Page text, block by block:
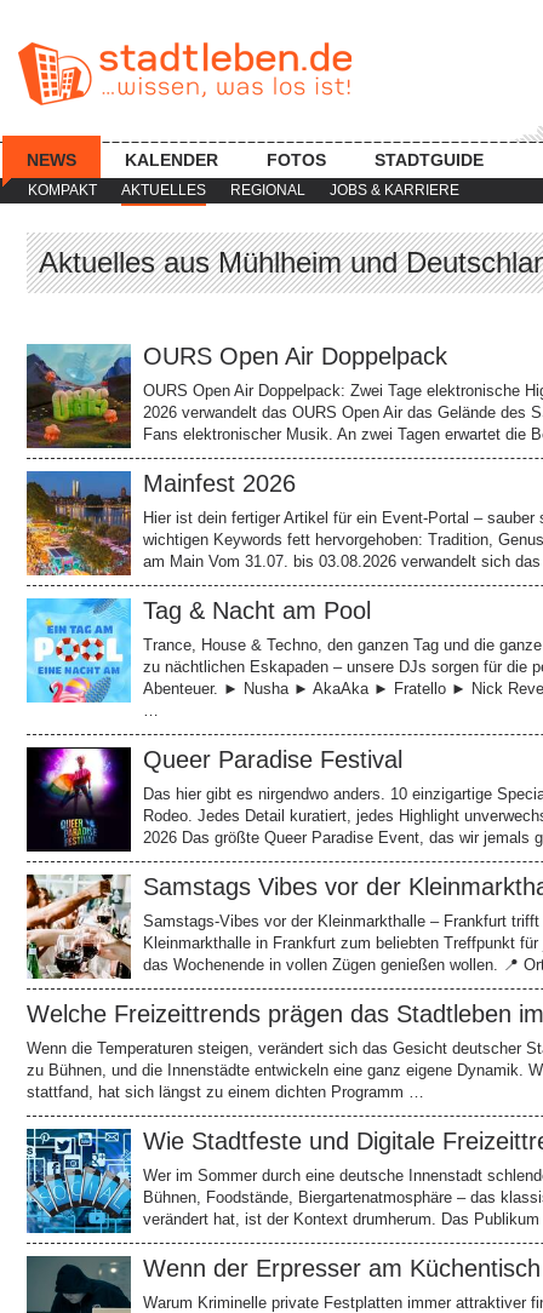
KOMPAKT AKTUELLES REGIONAL JOBS & KARRIERE
NEWS KALENDER FOTOS STADTGUIDE
Aktuelles aus Mühlheim und
OURS Open Air Doppelpack
OURS Open Air Doppelpack: Zwei Tage elektronische
2026 verwandelt das OURS Open Air das Gelände des
Fans elektronischer Musik. An zwei Tagen erwartet die
Mainfest 2026
Hier ist dein fertiger Artikel für ein Event-Portal –
wichtigen Keywords fett hervorgehoben: Tradition,
am Main Vom 31.07. bis 03.08.2026 verwandelt sich
Tag & Nacht am Pool
Trance, House & Techno, den ganzen Tag und die
zu nächtlichen Eskapaden – unsere DJs sorgen für die
Abenteuer. ► Nusha ► AkaAka ► Fratello ► Nick
…
Queer Paradise Festival
Das hier gibt es nirgendwo anders. 10 einzigartige
Rodeo. Jedes Detail kuratiert, jedes Highlight
2026 Das größte Queer Paradise Event, das wir
Samstags Vibes vor der
Samstags-Vibes vor der Kleinmarkthalle – Frankfurt
Kleinmarkthalle in Frankfurt zum beliebten Treffpunkt
das Wochenende in vollen Zügen genießen wollen. 📍
Welche Freizeittrends prägen das Stadtleben
Wenn die Temperaturen steigen, verändert sich das Gesicht deutscher
zu Bühnen, und die Innenstädte entwickeln eine ganz eigene Dynamik.
stattfand, hat sich längst zu einem dichten Programm …
Wie Stadtfeste und Digitale
Wer im Sommer durch eine deutsche Innenstadt
Bühnen, Foodstände, Biergartenatmosphäre – das
verändert hat, ist der Kontext drumherum. Das
Wenn der Erpresser am
Warum Kriminelle private Festplatten immer attraktiver